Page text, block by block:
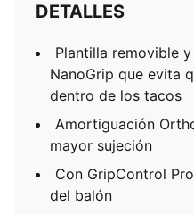
DETALLES
Plantilla removible
NanoGrip que evita
dentro de los tacos
Amortiguación
mayor sujeción
Con GripControl
del balón